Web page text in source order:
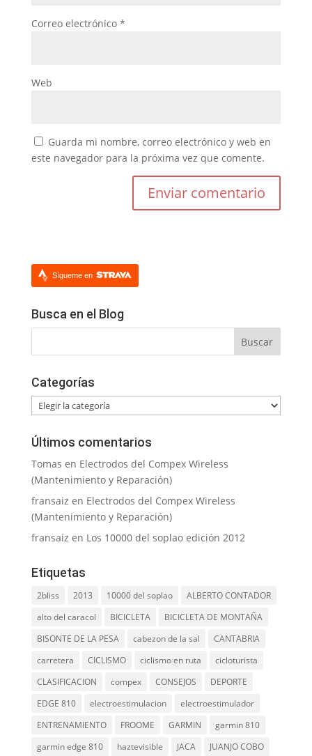
Correo electrónico *
Web
Guarda mi nombre, correo electrónico y web en
este navegador para la próxima vez que comente.
Sígueme en
Busca en el Blog
Categorías
Categorías
Últimos comentarios
Tomas en Electrodos del Compex Wireless
(Mantenimiento y Reparación)
fransaiz en Electrodos del Compex Wireless
(Mantenimiento y Reparación)
fransaiz en Los 10000 del soplao edición 2012
Etiquetas
2bliss 2013 10000 del soplao
ALBERTO CONTADOR
alto del caracol
BICICLETA
BICICLETA DE MONTAÑA
BISONTE DE LA PESA
cabezon de la sal
CANTABRIA
carretera
CICLISMO ciclismo en ruta
cicloturista
CLASIFICACION
compex CONSEJOS
DEPORTE
EDGE 810
electroestimulacion
electroestimulador
ENTRENAMIENTO
FROOME GARMIN
garmin 810
garmin edge 810
haztevisible JACA JUANJO COBO